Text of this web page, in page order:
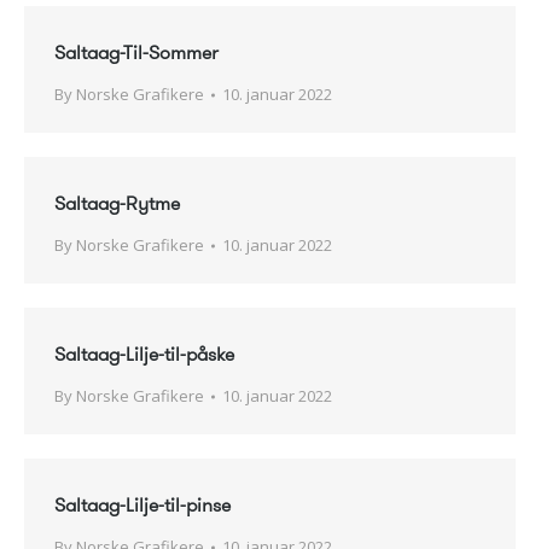
Saltaag-Til-Sommer
By Norske Grafikere 10. januar 2022
Saltaag-Rytme
By Norske Grafikere 10. januar 2022
Saltaag-Lilje-til-påske
By Norske Grafikere 10. januar 2022
Saltaag-Lilje-til-pinse